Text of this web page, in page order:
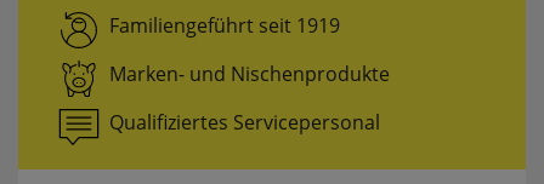
Speichern der Kamera für MPM-
Scan
qrcodecamid
Speichert die ausgewählte Kamera um bei
erneutem Aufruf die entsprechende Auswahl
ausgeben zu können.
Familiengeführt seit 1919
Marken- und Nischenprodukte
Qualifiziertes Servicepersonal